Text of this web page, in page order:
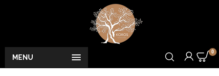

MENU
0